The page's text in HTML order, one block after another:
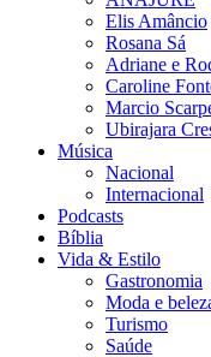
Elis Amâncio
Rosana Sá
Adriane e
Caroline
Marcio
Ubirajara
Música
Nacional
Internacional
Podcasts
Bíblia
Vida & Estilo
Gastronomia
Moda e
Turismo
Saúde